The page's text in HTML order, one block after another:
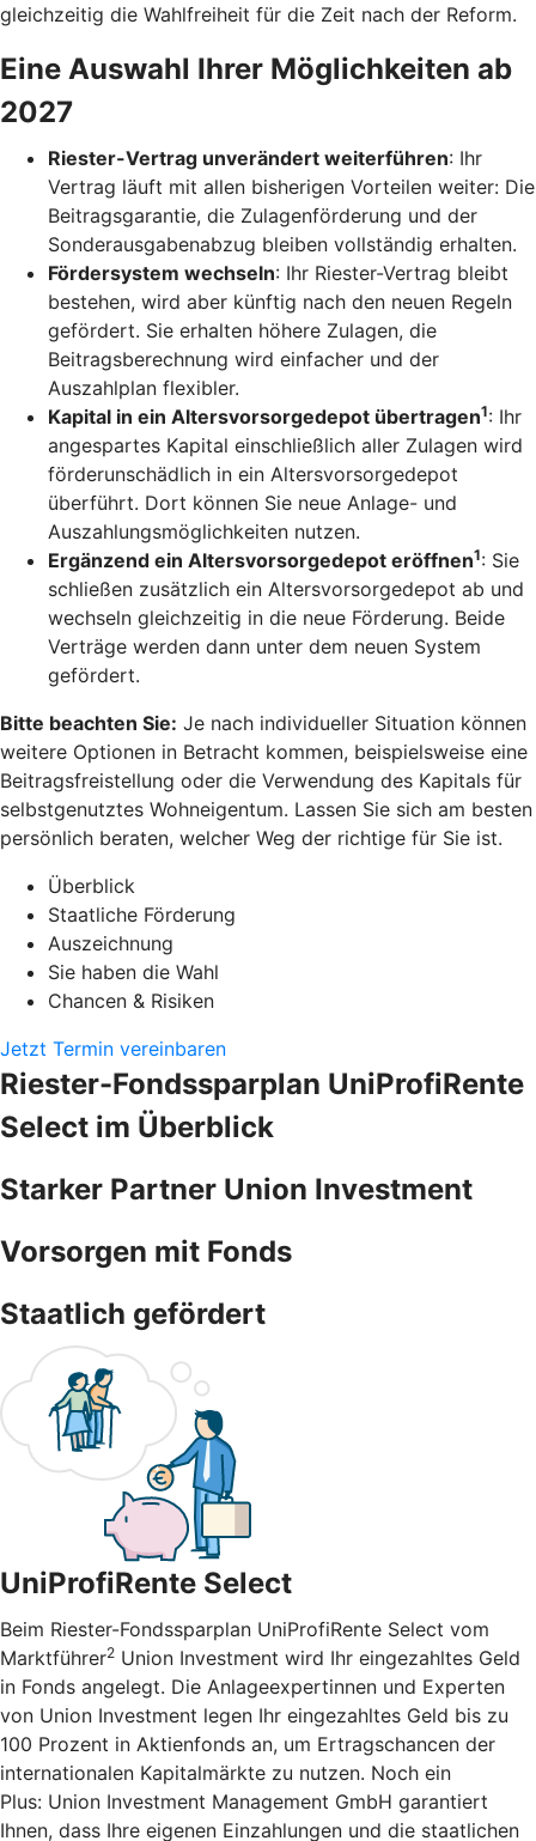
gleichzeitig die Wahlfreiheit für die Zeit nach der Reform.
Eine Auswahl Ihrer Möglichkeiten ab
2027
Riester-Vertrag unverändert weiterführen: Ihr
Vertrag läuft mit allen bisherigen Vorteilen weiter: Die
Beitragsgarantie, die Zulagenförderung und der
Sonderausgabenabzug bleiben vollständig erhalten.
Fördersystem wechseln: Ihr Riester-Vertrag bleibt
bestehen, wird aber künftig nach den neuen Regeln
gefördert. Sie erhalten höhere Zulagen, die
Beitragsberechnung wird einfacher und der
Auszahlplan flexibler.
Kapital in ein Altersvorsorgedepot übertragen1: Ihr
angespartes Kapital einschließlich aller Zulagen wird
förderunschädlich in ein Altersvorsorgedepot
überführt. Dort können Sie neue Anlage- und
Auszahlungsmöglichkeiten nutzen.
Ergänzend ein Altersvorsorgedepot eröffnen1: Sie
schließen zusätzlich ein Altersvorsorgedepot ab und
wechseln gleichzeitig in die neue Förderung. Beide
Verträge werden dann unter dem neuen System
gefördert.
Bitte beachten Sie: Je nach individueller Situation können
weitere Optionen in Betracht kommen, beispielsweise eine
Beitragsfreistellung oder die Verwendung des Kapitals für
selbstgenutztes Wohneigentum. Lassen Sie sich am besten
persönlich beraten, welcher Weg der richtige für Sie ist.
Überblick
Staatliche Förderung
Auszeichnung
Sie haben die Wahl
Chancen & Risiken
Jetzt Termin vereinbaren
Riester-Fondssparplan UniProfiRente
Select im Überblick
Starker Partner Union Investment
Vorsorgen mit Fonds
Staatlich gefördert
UniProfiRente Select
Beim Riester-Fondssparplan UniProfiRente Select vom
Marktführer2 Union Investment wird Ihr eingezahltes Geld
in Fonds angelegt. Die Anlageexpertinnen und Experten
von Union Investment legen Ihr eingezahltes Geld bis zu
100 Prozent in Aktienfonds an, um Ertragschancen der
internationalen Kapitalmärkte zu nutzen. Noch ein
Plus: Union Investment Management GmbH garantiert
Ihnen, dass Ihre eigenen Einzahlungen und die staatlichen